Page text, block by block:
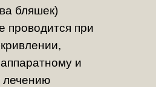
бляшек)
проводится при
и
лечению